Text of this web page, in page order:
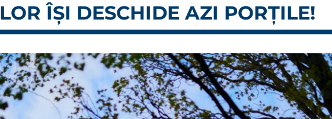
ÎȘI DESCHIDE AZI PORȚILE!